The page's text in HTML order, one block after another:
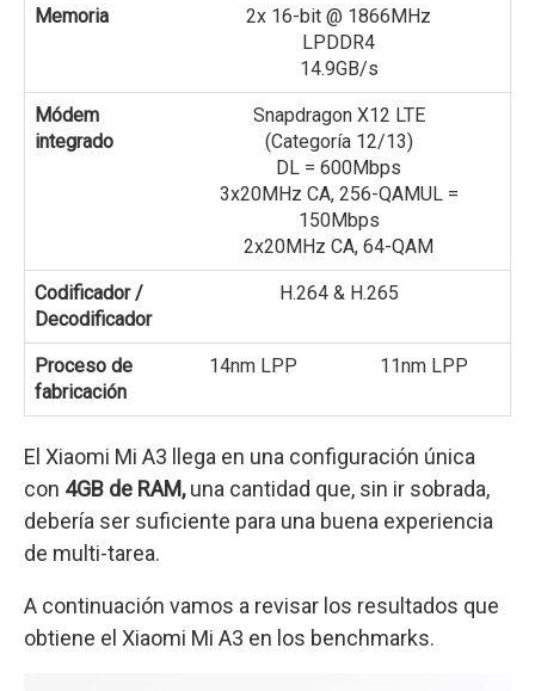
Memoria
2x 16-bit @ 1866MHz
LPDDR4
14.9GB/s
Módem
integrado
Snapdragon X12 LTE
(Categoría 12/13)
DL = 600Mbps
3x20MHz CA, 256-QAMUL =
150Mbps
2x20MHz CA, 64-QAM
Codificador /
Decodificador
H.264 & H.265
Proceso de
fabricación
14nm LPP 11nm LPP
El Xiaomi Mi A3 llega en una configuración única
con 4GB de RAM,una cantidad que, sin ir sobrada,
debería ser suficiente para una buena experiencia
de multi-tarea.
A continuación vamos a revisar los resultados que
obtiene el Xiaomi Mi A3 en los benchmarks.